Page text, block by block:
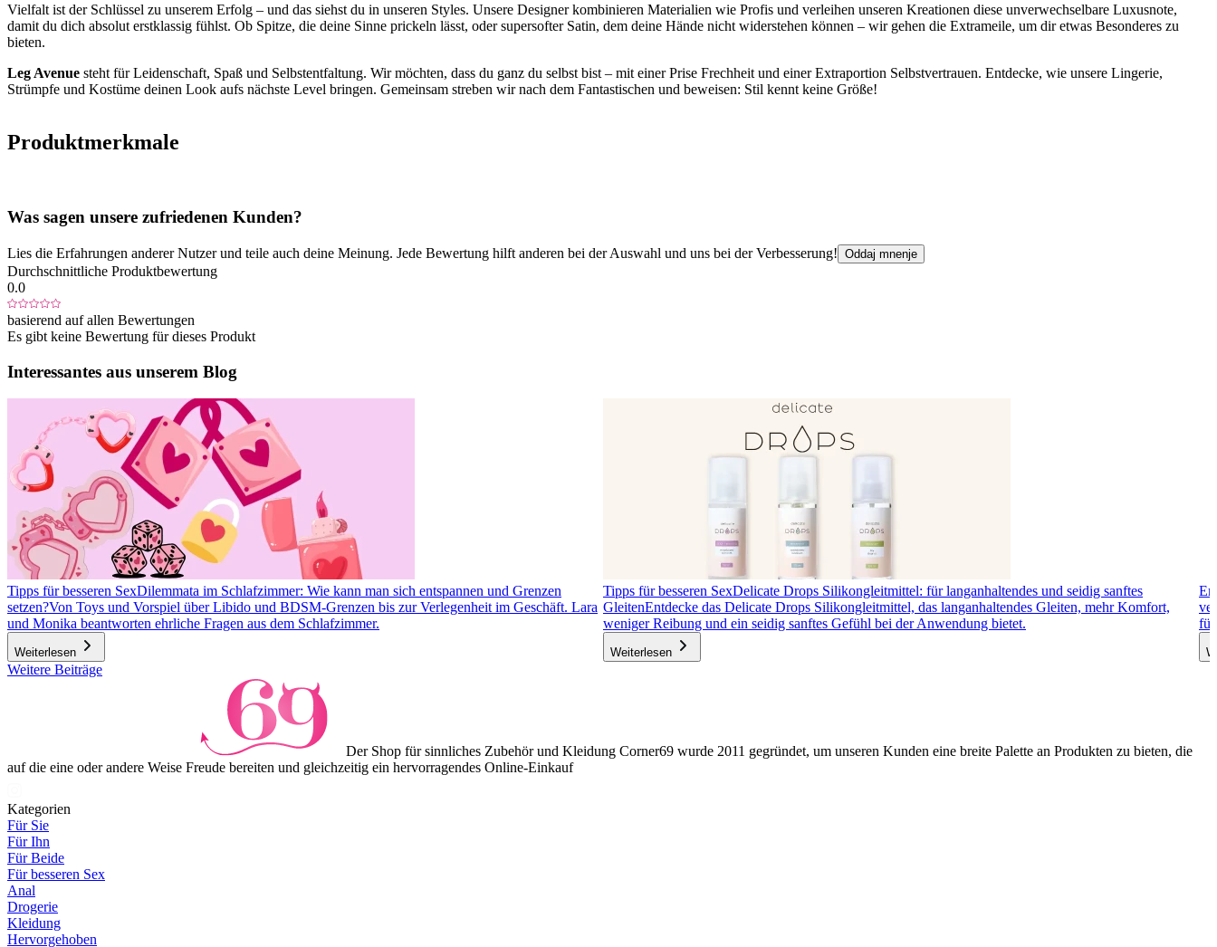
Vielfalt ist der Schlüssel zu unserem Erfolg – und das siehst du in unseren Styles. Unsere Designer kombinieren Materialien wie Profis und verleihen unseren Kreationen diese unverwechselbare Luxusnote,
damit du dich absolut erstklassig fühlst. Ob Spitze, die deine Sinne prickeln lässt, oder supersofter Satin, dem deine Hände nicht widerstehen können – wir gehen die Extrameile, um dir etwas Besonderes zu
bieten.
Leg Avenue steht für Leidenschaft, Spaß und Selbstentfaltung. Wir möchten, dass du ganz du selbst bist – mit einer Prise Frechheit und einer Extraportion Selbstvertrauen. Entdecke, wie unsere Lingerie,
Strümpfe und Kostüme deinen Look aufs nächste Level bringen. Gemeinsam streben wir nach dem Fantastischen und beweisen: Stil kennt keine Größe!
Produktmerkmale
Was sagen unsere zufriedenen Kunden?
Lies die Erfahrungen anderer Nutzer und teile auch deine Meinung. Jede Bewertung hilft anderen bei der Auswahl und uns bei der Verbesserung! Oddaj mnenje
Durchschnittliche Produktbewertung
0.0
basierend auf allen Bewertungen
Es gibt keine Bewertung für dieses Produkt
Interessantes aus unserem Blog
Tipps für besseren SexDilemmata im Schlafzimmer: Wie kann man sich entspannen und Grenzen
setzen?Von Toys und Vorspiel über Libido und BDSM-Grenzen bis zur Verlegenheit im Geschäft. Lara
und Monika beantworten ehrliche Fragen aus dem Schlafzimmer.
Weiterlesen
Tipps für besseren SexDelicate Drops Silikongleitmittel: für langanhaltendes und seidig sanftes
GleitenEntdecke das Delicate Drops Silikongleitmittel, das langanhaltendes Gleiten, mehr Komfort,
weniger Reibung und ein seidig sanftes Gefühl bei der Anwendung bietet.
Weiterlesen
für
Item
Weitere Beiträge
Der Shop für sinnliches Zubehör und Kleidung Corner69 wurde 2011 gegründet, um unseren Kunden eine breite Palette an Produkten zu bieten, die
auf die eine oder andere Weise Freude bereiten und gleichzeitig ein hervorragendes Online-Einkauf
Kategorien
Für Sie
Für Ihn
Für Beide
Für besseren Sex
Anal
Drogerie
Kleidung
Hervorgehoben